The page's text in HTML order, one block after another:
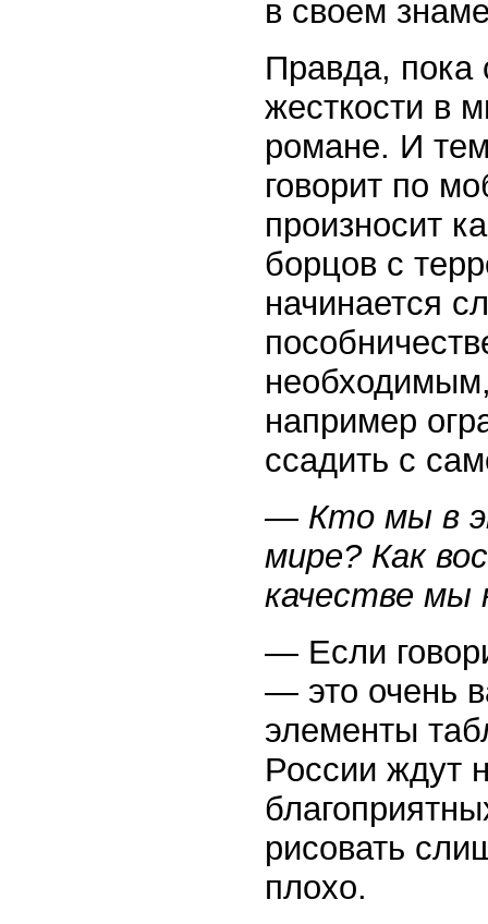
в своем
Правда, пока
жесткости в
романе. И
говорит по
произносит
борцов с
начинается
необходимым,
например
ссадить с
— Кто мы в
мире? Как
качестве мы
— Если
— это очень
элементы
России ждут
рисовать
плохо.